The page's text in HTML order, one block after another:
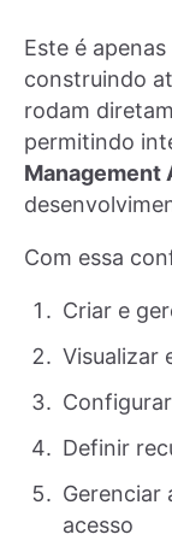
Este é
construindo
rodam
permitindo
Management
Com essa
Criar e
Visualizar
Definir
Gerenciar
acesso